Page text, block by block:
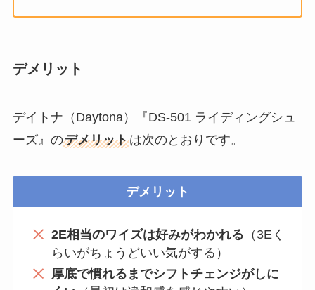
デメリット
デイトナ（Daytona）『DS-501 ライディングシュ
ーズ』のデメリットは次のとおりです。
デメリット
2E相当のワイズは好みがわかれる （3Eく
らいがちょうどいい気がする）
厚底で慣れるまでシフトチェンジがしに